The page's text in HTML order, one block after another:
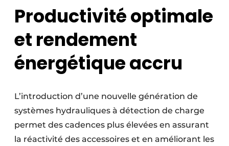
Productivité optimale
et rendement
énergétique accru
L’introduction d’une nouvelle génération de
systèmes hydrauliques à détection de charge
permet des cadences plus élevées en assurant
la réactivité des accessoires et en améliorant les